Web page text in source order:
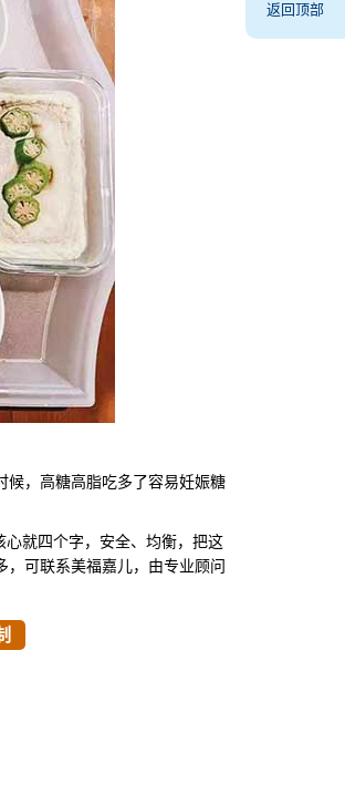
，高糖高脂吃多了容易妊娠糖
就四个字，安全、均衡，把这
可联系美福嘉儿，由专业顾问
返回顶部